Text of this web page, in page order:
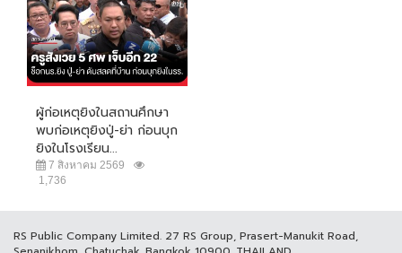
ผู้ก่อเหตุยิงในสถานศึกษา
พบก่อเหตุยิงปู่-ย่า ก่อนบุก
ยิงในโรงเรียน...
7 สิงหาคม 2569
1,736
RS Public Company Limited. 27 RS Group, Prasert-Manukit Road,